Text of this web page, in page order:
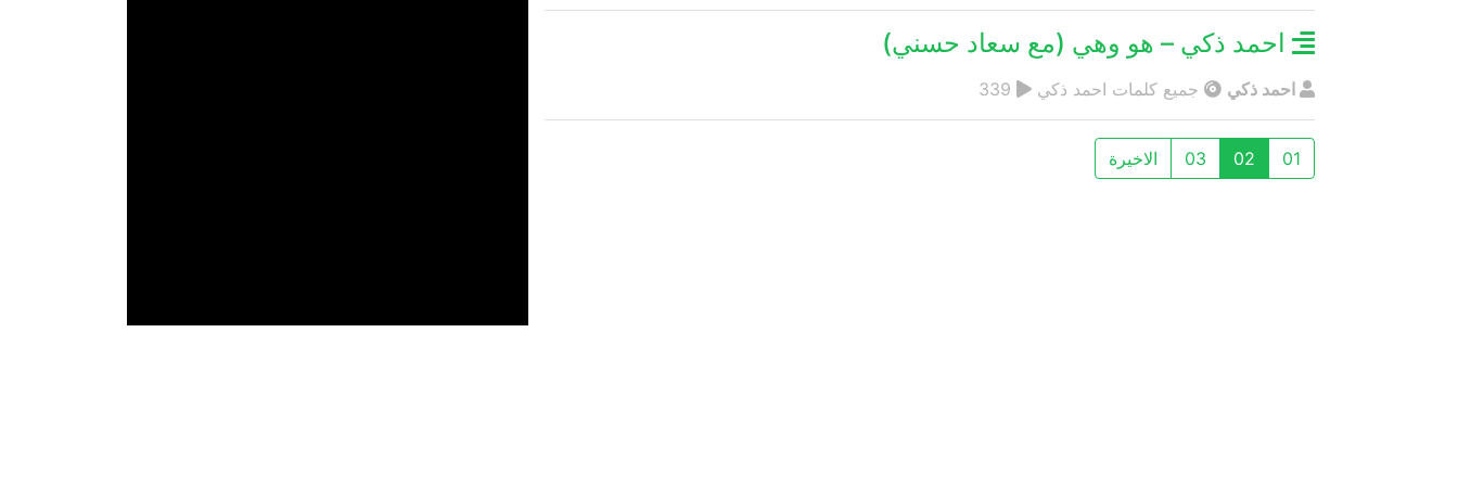
احمد ذكي – هو وهي (مع سعاد حسني)
احمد ذكي جميع كلمات احمد ذكي
01
02
03 الاخيرة